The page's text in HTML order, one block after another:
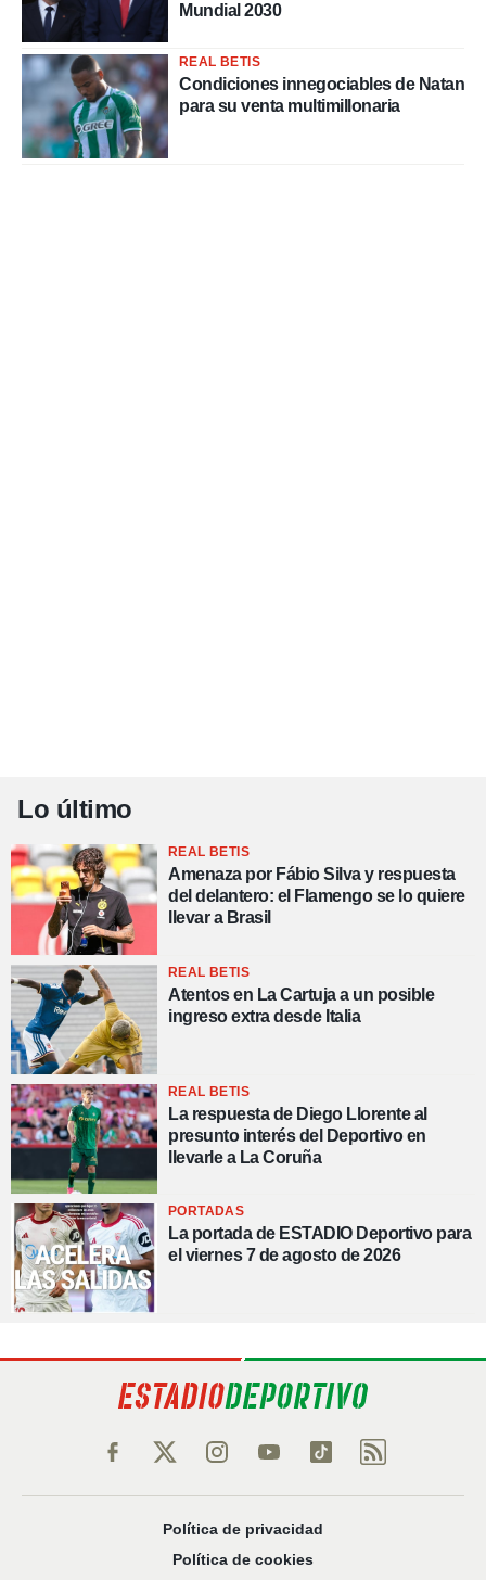
Mundial 2030
REAL BETIS
Condiciones innegociables de Natan
para su venta multimillonaria
Lo último
REAL BETIS
Amenaza por Fábio Silva y respuesta
del delantero: el Flamengo se lo quiere
llevar a Brasil
REAL BETIS
Atentos en La Cartuja a un posible
ingreso extra desde Italia
REAL BETIS
La respuesta de Diego Llorente al
presunto interés del Deportivo en
llevarle a La Coruña
PORTADAS
La portada de ESTADIO Deportivo para
el viernes 7 de agosto de 2026
Política de privacidad
Política de cookies